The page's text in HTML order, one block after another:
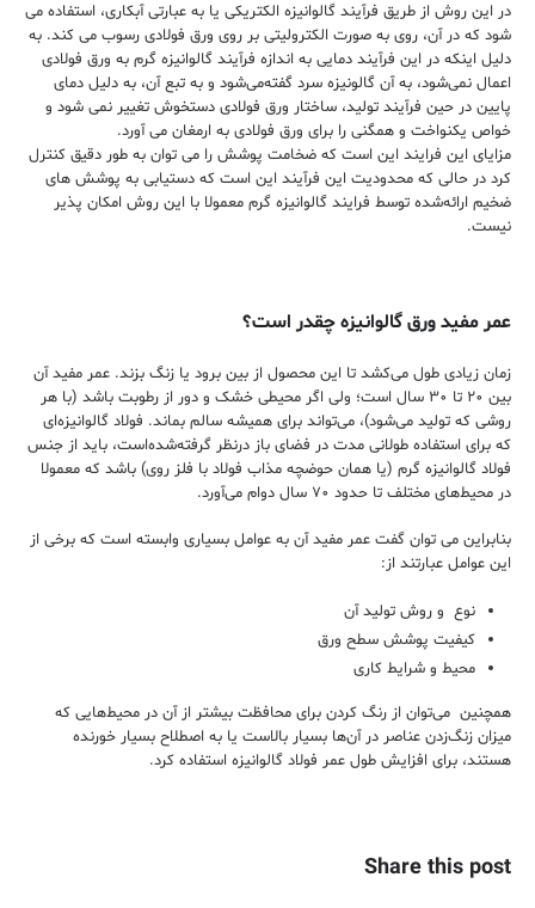
در این روش از طریق فرآیند گالوانیزه الکتریکی یا به عبارتی آبکاری، استفاده می
شود که در آن، روی به صورت الکترولیتی بر روی ورق فولادی رسوب می کند. به
دلیل اینکه در این فرآیند دمایی به اندازه فرآیند گالوانیزه گرم به ورق فولادی
اعمال نمی‌شود، به آن گالونیزه سرد گفته‌می‌شود و به تبع آن، به دلیل دمای
پایین در حین فرآیند تولید، ساختار ورق فولادی دستخوش تغییر نمی شود و
خواص یکنواخت و همگنی را برای ورق فولادی به ارمغان می آورد.
مزایای این فرایند این است که ضخامت پوشش را می توان به طور دقیق کنترل
کرد در حالی که محدودیت این فرآیند این است که دستیابی به پوشش های
ضخیم ارائه‌شده توسط فرایند گالوانیزه گرم معمولا با این روش امکان پذیر
نیست.
عمر مفید ورق گالوانیزه چقدر است؟
زمان زیادی طول می‌کشد تا این محصول از بین برود یا زنگ بزند. عمر مفید آن
بین ۲۰ تا ۳۰ سال است؛ ولی اگر محیطی خشک و دور از رطوبت باشد (با هر
روشی که تولید می‌شود)، می‌تواند برای همیشه سالم بماند. فولاد گالوانیزه‌ای
که برای استفاده طولانی مدت در فضای باز درنظر گرفته‌شده‌است، باید از جنس
فولاد گالوانیزه گرم (یا همان حوضچه مذاب فولاد با فلز روی) باشد که معمولا
در محیط‌های مختلف تا حدود ۷۰ سال دوام می‌آورد.
بنابراین می توان گفت عمر مفید آن به عوامل بسیاری وابسته است که برخی از
این عوامل عبارتند از:
نوع و روش تولید آن
کیفیت پوشش سطح ورق
محیط و شرایط کاری
همچنین می‌توان از رنگ کردن برای محافظت بیشتر از آن در محیط‌هایی که
میزان زنگ‌زدن عناصر در آن‌ها بسیار بالاست یا به اصطلاح بسیار خورنده
هستند، برای افزایش طول عمر فولاد گالوانیزه استفاده کرد.
Share this post